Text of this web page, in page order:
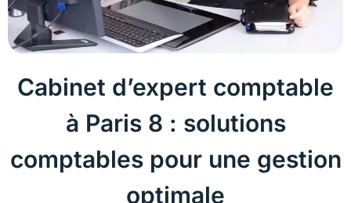
Cabinet d’expert comptable
à Paris 8 : solutions
comptables pour une gestion
optimale